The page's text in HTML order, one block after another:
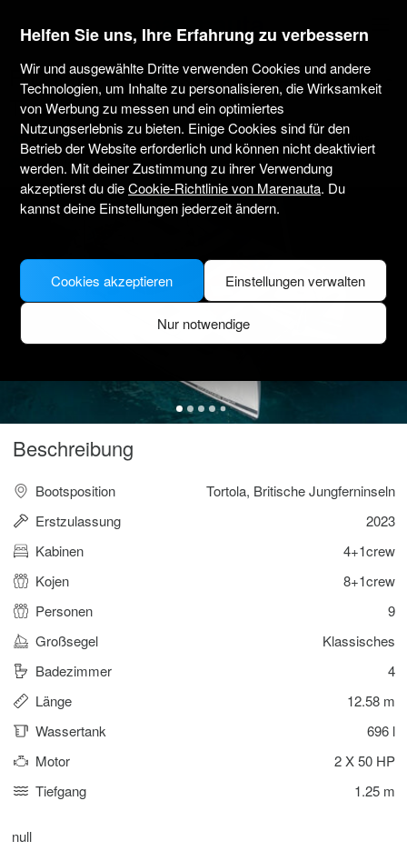
marenauta
Fountaine Pajot Astrea 42 - 4 + 1 Cab. -
Tortola
5.0(1 über Charter) Nur ohne Skipper Professionell
Joma Marina
Verifiziertes Boot
Beschreibung
Bootsposition
Tortola, Britische Jungferninseln
Erstzulassung
2023
Kabinen
4+1crew
Kojen
8+1crew
Personen
9
Großsegel
Klassisches
Badezimmer
4
Länge
12.58 m
Wassertank
696 l
Motor
2 X 50 HP
Tiefgang
1.25 m
null
Helfen Sie uns, Ihre Erfahrung zu verbessern
Wir und ausgewählte Dritte verwenden Cookies und andere
Technologien, um Inhalte zu personalisieren, die Wirksamkeit
von Werbung zu messen und ein optimiertes
Nutzungserlebnis zu bieten. Einige Cookies sind für den
Betrieb der Website erforderlich und können nicht deaktiviert
werden. Mit deiner Zustimmung zu ihrer Verwendung
akzeptierst du dieCookie-Richtlinie von Marenauta. Du
kannst deine Einstellungen jederzeit ändern.
Einstellungen verwalten
Nur notwendige
Cookies akzeptieren